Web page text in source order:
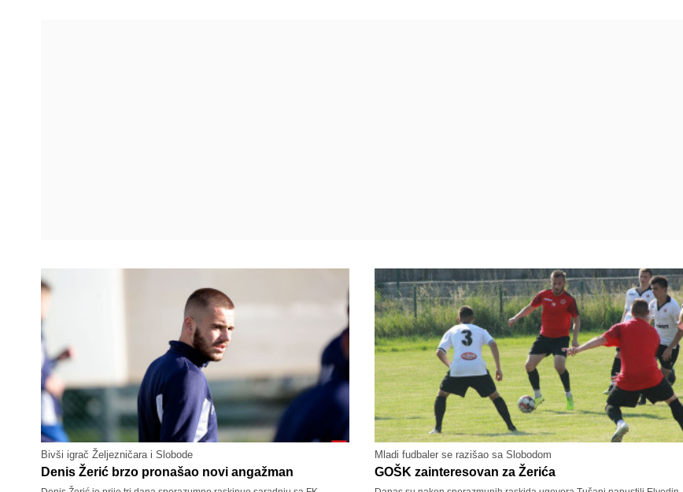
Bivši igrač Željezničara i Slobode
Denis Žerić brzo pronašao novi angažman
Mladi fudbaler se razišao sa Slobodom
GOŠK zainteresovan za Žerića